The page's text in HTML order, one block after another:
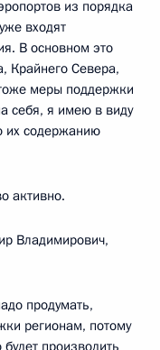
из порядка
входят
В основном это
Крайнего Севера,
меры поддержки
себя, я имею в виду
их содержанию
активно.
Владимирович,
продумать,
регионам, потому
будет производить